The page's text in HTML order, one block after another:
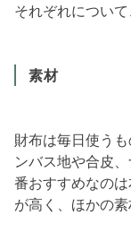
それぞれについて
素材
財布は毎日使う
ンバス地や合皮
番おすすめなの
が高く、ほかの